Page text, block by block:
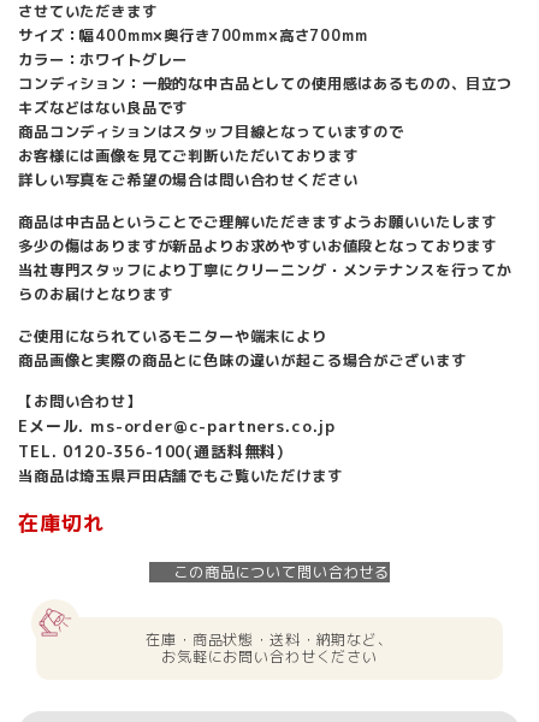
させていただきます
サイズ：幅400mm×奥行き700mm×高さ700mm
カラー：ホワイトグレー
コンディション：一般的な中古品としての使用感はあるものの、目立つ
キズなどはない良品です
商品コンディションはスタッフ目線となっていますので
お客様には画像を見てご判断いただいております
詳しい写真をご希望の場合は問い合わせください
商品は中古品ということでご理解いただきますようお願いいたします
多少の傷はありますが新品よりお求めやすいお値段となっております
当社専門スタッフにより丁寧にクリーニング・メンテナンスを行ってか
らのお届けとなります
ご使用になられているモニターや端末により
商品画像と実際の商品とに色味の違いが起こる場合がございます
【お問い合わせ】
Eメール. ms-order@c-partners.co.jp
TEL. 0120-356-100(通話料無料)
当商品は埼玉県戸田店舗でもご覧いただけます
在庫切れ
この商品について問い合わせる
在庫・商品状態・送料・納期など、
お気軽にお問い合わせください